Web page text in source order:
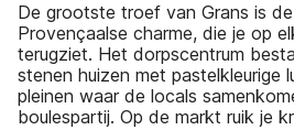
De grootste troef van Grans is
Provençaalse charme, die je op
terugziet. Het dorpscentrum
stenen huizen met pastelkleurige
pleinen waar de locals
boulespartij. Op de markt ruik je